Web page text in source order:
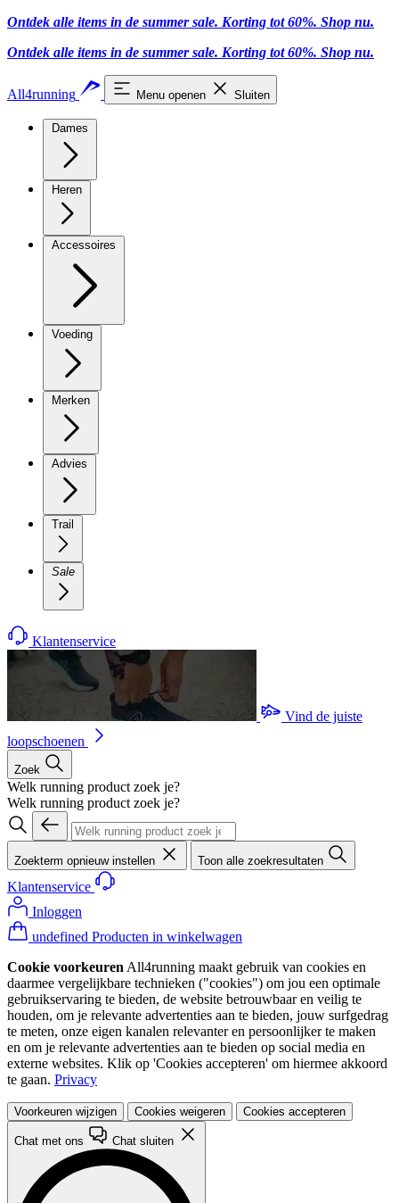
Ontdek alle items in de summer sale. Korting tot 60%. Shop nu.
Ontdek alle items in de summer sale. Korting tot 60%. Shop nu.
All4running Menu openen Sluiten
Dames
Heren
Accessoires
Voeding
Merken
Advies
Trail
Sale
Klantenservice
Vind de juiste
loopschoenen
Zoek
Welk running product zoek je?
Welk running product zoek je?
Zoekterm opnieuw instellen Toon alle zoekresultaten
Klantenservice
Inloggen
undefined Producten in winkelwagen
Cookie voorkeuren All4running maakt gebruik van cookies en
daarmee vergelijkbare technieken ("cookies") om jou een optimale
gebruikservaring te bieden, de website betrouwbaar en veilig te
houden, om je relevante advertenties aan te bieden, jouw surfgedrag
te meten, onze eigen kanalen relevanter en persoonlijker te maken
en om je relevante advertenties aan te bieden op social media en
externe websites. Klik op 'Cookies accepteren' om hiermee akkoord
te gaan. Privacy
Voorkeuren wijzigen Cookies weigeren Cookies accepteren
Chat met ons Chat sluiten